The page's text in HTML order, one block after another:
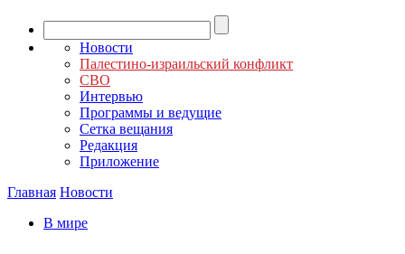
Новости
Палестино-израильский конфликт
СВО
Интервью
Программы и ведущие
Сетка вещания
Редакция
Приложение
Главная Новости
В мире